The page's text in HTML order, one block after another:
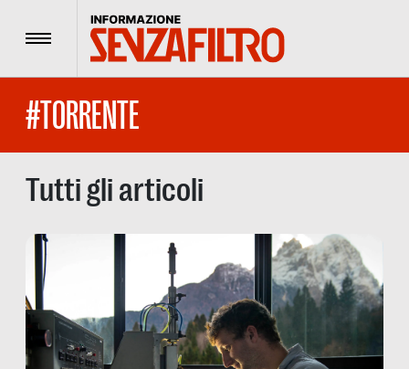
Menu
#TORRENTE
Tutti gli articoli